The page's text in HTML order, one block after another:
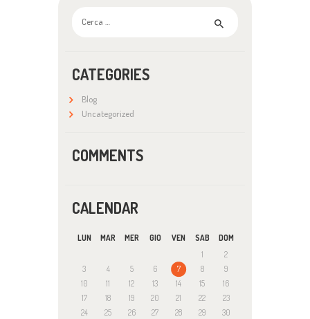
per:
CATEGORIES
Blog
Uncategorized
COMMENTS
CALENDAR
LUN MAR MER GIO VEN SAB
DOM
1
2
3
4 5 6 7 8
9
10
11 12 13 14 15
16
17
18 19 20 21 22
23
24
25 26 27 28 29
30